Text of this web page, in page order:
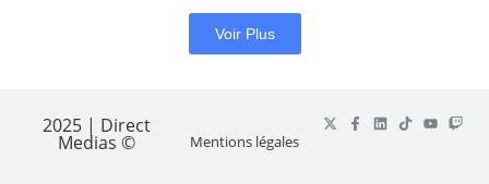
Voir Plus
2025 | Direct
Medias © Mentions légales